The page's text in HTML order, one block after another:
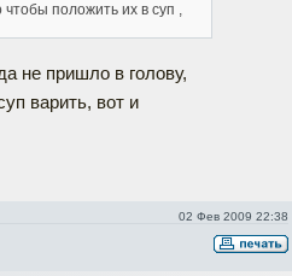
положить их в суп ,
не пришло в голову,
варить, вот и
02 Фев 2009 22:38